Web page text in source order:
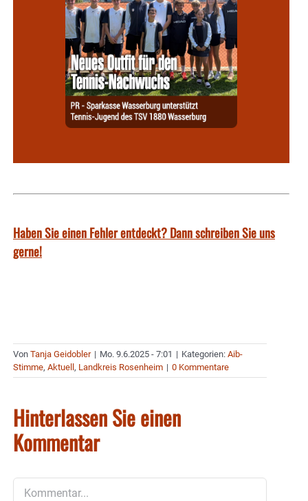
Haben Sie einen Fehler entdeckt? Dann schreiben Sie uns
gerne!
Von Tanja Geidobler | Mo. 9.6.2025 - 7:01 | Kategorien: Aib-
Stimme, Aktuell, Landkreis Rosenheim | 0 Kommentare
Hinterlassen Sie einen
Kommentar